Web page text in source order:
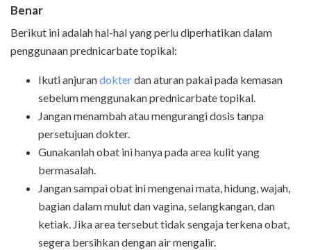
Benar
Berikut ini adalah hal-hal yang perlu diperhatikan dalam
penggunaan prednicarbate topikal:
Ikuti anjurandokterdan aturan pakai pada kemasan
sebelum menggunakan prednicarbate topikal.
Jangan menambah atau mengurangi dosis tanpa
persetujuan dokter.
Gunakanlah obat ini hanya pada area kulit yang
bermasalah.
Jangan sampai obat ini mengenai mata, hidung, wajah,
bagian dalam mulut dan vagina, selangkangan, dan
ketiak. Jika area tersebut tidak sengaja terkena obat,
segera bersihkan dengan air mengalir.